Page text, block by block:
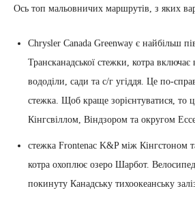
Ось топ мальовничих маршрутів, з яких
Chrysler Canada Greenway є найбільш
Трансканадської стежки, котра
вододіли, сади та с/г угіддя. Це по-
стежка. Щоб краще зорієнтуватися, то
Кінгсвіллом, Віндзором та округом
стежка Frontenac K&P між Кінгстоном
котра охоплює озеро Шарбот.
покинуту Канадську тихоокеанську